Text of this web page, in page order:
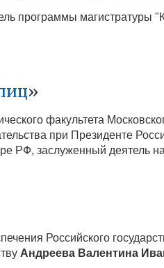
программы магистратуры
»
факультета
при Президенте
РФ, заслуженный деятель
Российского
Андреева Валентина